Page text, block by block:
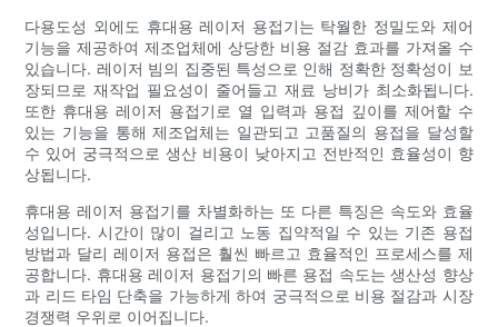
다용도성 외에도 휴대용 레이저 용접기는 탁월한 정밀도와 제어
기능을 제공하여 제조업체에 상당한 비용 절감 효과를 가져올 수
있습니다. 레이저 빔의 집중된 특성으로 인해 정확한 정확성이 보
장되므로 재작업 필요성이 줄어들고 재료 낭비가 최소화됩니다.
또한 휴대용 레이저 용접기로 열 입력과 용접 깊이를 제어할 수
있는 기능을 통해 제조업체는 일관되고 고품질의 용접을 달성할
수 있어 궁극적으로 생산 비용이 낮아지고 전반적인 효율성이 향
상됩니다.
휴대용 레이저 용접기를 차별화하는 또 다른 특징은 속도와 효율
성입니다. 시간이 많이 걸리고 노동 집약적일 수 있는 기존 용접
방법과 달리 레이저 용접은 훨씬 빠르고 효율적인 프로세스를 제
공합니다. 휴대용 레이저 용접기의 빠른 용접 속도는 생산성 향상
과 리드 타임 단축을 가능하게 하여 궁극적으로 비용 절감과 시장
경쟁력 우위로 이어집니다.